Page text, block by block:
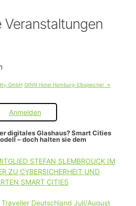
Veranstaltungen
GmbH GINN Hotel Hamburg-Elbspeicher →
Anmelden
digitales Glashaus? Smart Cities
– doch halten sie dem
STEFAN SLEMBROUCK IM
ZU CYBERSICHERHEIT UND
SMART CITIES